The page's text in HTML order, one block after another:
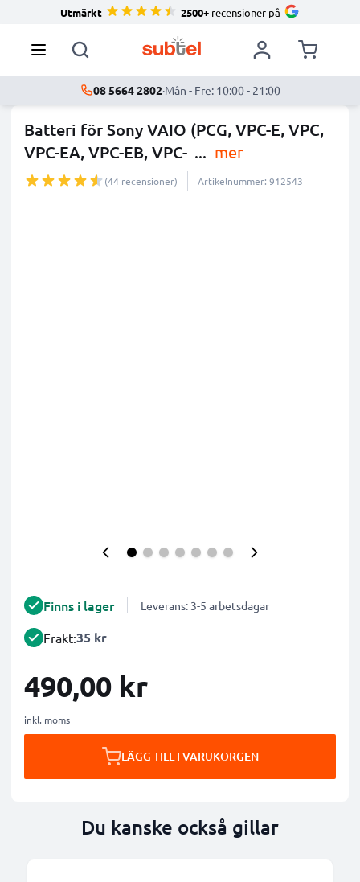
Utmärkt 2500+ recensioner på
08 5664 2802·Mån - Fre: 10:00 - 21:00
Batteri för Sony VAIO (PCG, VPC-E, VPC,
VPC-EA, VPC-EB, VPC- ... mer
(44 recensioner) Artikelnummer: 912543
Finns i lager Leverans: 3-5 arbetsdagar
Frakt:35 kr
490,00 kr
inkl. moms
LÄGG TILL I VARUKORGEN
Du kanske också gillar